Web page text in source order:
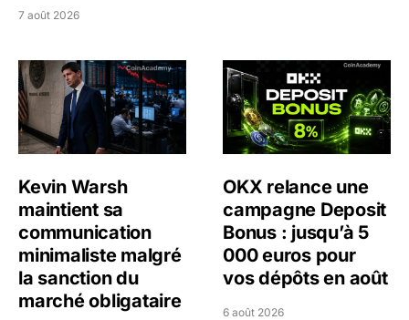
7 août 2026
Kevin Warsh maintient sa communication minimaliste
Kevin Warsh
maintient sa
communication
minimaliste malgré
la sanction du
marché obligataire
OKX relance une
OKX relance une
campagne Deposit
Bonus : jusqu’à 5
000 euros pour
vos dépôts en août
6 août 2026